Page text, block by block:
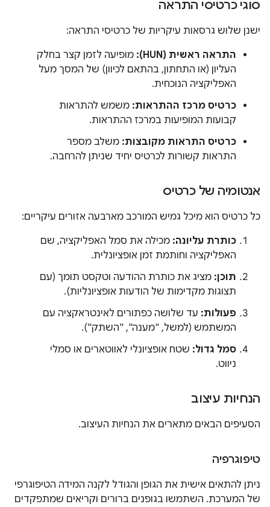
סוגי כרטיסי התראה
ישנן שלוש גרסאות עיקריות של כרטיסי התראה:
התראה ראשית (HUN):
מופיעה לזמן קצר בחלק
העליון (או התחתון, בהתאם לכיוון) של המסך מעל
האפליקציה הנוכחית.
כרטיס מרכז ההתראות: משמש להתראות
קבועות המופיעות במרכז ההתראות.
כרטיס התראות מקובצות: משלב מספר
התראות קשורות לכרטיס יחיד שניתן להרחבה.
אנטומיה של כרטיס
כל כרטיס הוא מיכל גמיש המורכב מארבעה אזורים עיקריים:
כותרת עליונה: מכילה את סמל האפליקציה, שם
האפליקציה וחותמת זמן אופציונלית.
תוכן: מציג את כותרת ההודעה וטקסט תומך (עם
תצוגות מקדימות של הודעות אופציונליות).
פעולות: עד שלושה כפתורים לאינטראקציה עם
המשתמש (למשל, "מענה", "השתק").
סמל גדול: שטח אופציונלי לאווטארים או סמלי
ניווט.
הנחיות עיצוב
הסעיפים הבאים מתארים את הנחיות העיצוב.
טיפוגרפיה
ניתן להתאים אישית את הגופן והגודל לקנה המידה הטיפוגרפי
של המערכת. השתמשו בגופנים ברורים וקריאים שמתפקדים